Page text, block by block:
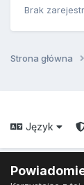
Brak
Strona główna
Język